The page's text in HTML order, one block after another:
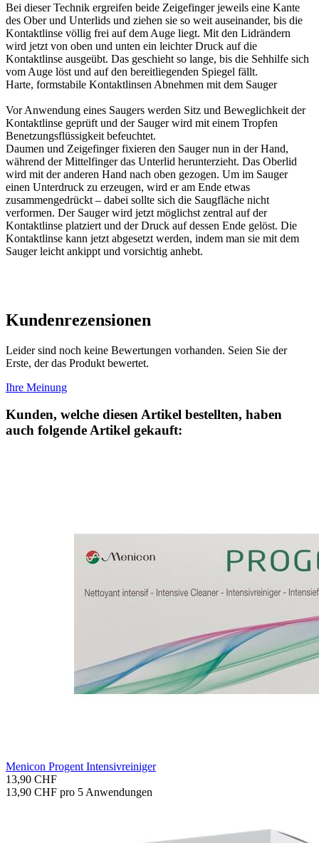
Bei dieser Technik ergreifen beide Zeigefinger jeweils eine Kante
des Ober­ und Unterlids und ziehen sie so weit auseinander, bis die
Kontaktlinse völlig frei auf dem Auge liegt. Mit den Lidrändern
wird jetzt von oben und unten ein leichter Druck auf die
Kontaktlinse ausgeübt. Das geschieht so lange, bis die Sehhilfe sich
vom Auge löst und auf den bereitliegenden Spiegel fällt.
Harte, formstabile Kontaktlinsen Abnehmen mit dem Sauger
Vor Anwendung eines Saugers werden Sitz und Beweglichkeit der
Kontaktlinse geprüft und der Sauger wird mit einem Tropfen
Benetzungsflüssigkeit befeuchtet.
Daumen und Zeigefinger fixieren den Sauger nun in der Hand,
während der Mittelfinger das Unterlid herunterzieht. Das Oberlid
wird mit der anderen Hand nach oben gezogen. Um im Sauger
einen Unterdruck zu erzeugen, wird er am Ende etwas
zusammengedrückt – dabei sollte sich die Saugfläche nicht
verformen. Der Sauger wird jetzt möglichst zentral auf der
Kontaktlinse platziert und der Druck auf dessen Ende gelöst. Die
Kontaktlinse kann jetzt abgesetzt werden, indem man sie mit dem
Sauger leicht ankippt und vorsichtig anhebt.
Kundenrezensionen
Leider sind noch keine Bewertungen vorhanden. Seien Sie der
Erste, der das Produkt bewertet.
Ihre Meinung
Kunden, welche diesen Artikel bestellten, haben
auch folgende Artikel gekauft:
Me­ni­con Pro­gent In­ten­siv­rei­ni­ger
13,90 CHF
13,90 CHF pro 5 Anwendungen